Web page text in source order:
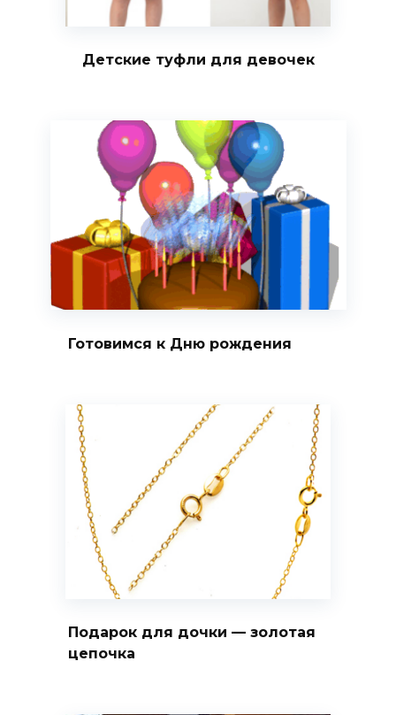
Детские туфли для девочек
Готовимся к Дню рождения
Подарок для дочки — золотая
цепочка